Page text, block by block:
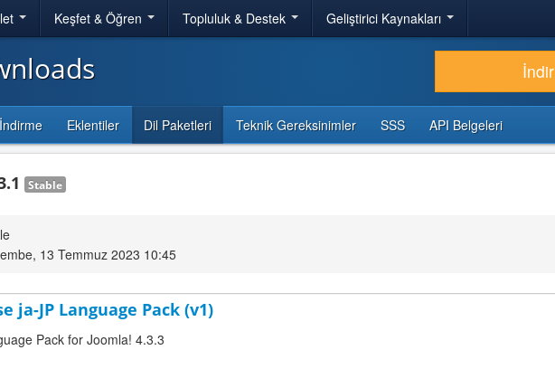
Keşfet & Öğren Topluluk & Destek Geliştirici Kaynakları
İndir
İndirme Eklentiler Dil Paketleri Teknik Gereksinimler SSS API Belgeleri
Stable
13 Temmuz 2023 10:45
ja-JP Language Pack (v1)
Pack for Joomla! 4.3.3